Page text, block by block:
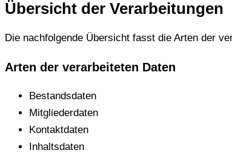
Übersicht der Verarbeitungen
Die nachfolgende Übersicht fasst die Arten der
Arten der verarbeiteten Daten
Bestandsdaten
Mitgliederdaten
Kontaktdaten
Inhaltsdaten